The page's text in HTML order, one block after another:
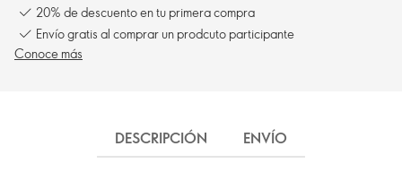
20% de descuento en tu primera compra
Envío gratis al comprar un prodcuto participante
Conoce más
DESCRIPCIÓN ENVÍO